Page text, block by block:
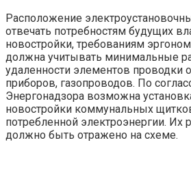
Расположение
отвечать потребностям будущих
новостройки, требованиям
должна учитывать минимальные
удаленности элементов проводки
приборов, газопроводов. По
Энергонадзора возможна
новостройки коммунальных
потребленной электроэнергии. Их
должно быть отражено на схеме.